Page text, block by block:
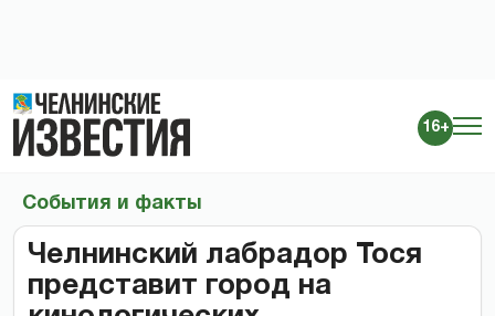
16+
События и факты
Челнинский лабрадор Тося
представит город на